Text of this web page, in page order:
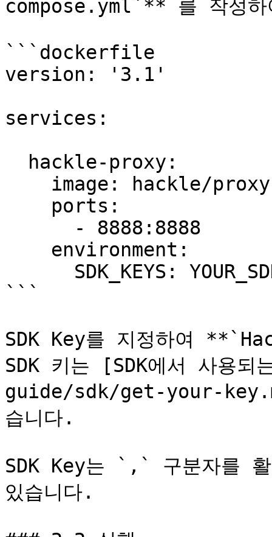
compose.yml`** 를 작성
```dockerfile
version: '3.1'
services:
```
SDK Key를 지정하여
SDK 키는 [SDK에서 사용
guide/sdk/get-your-
습니다.
SDK Key는 `,` 구분자를
있습니다.